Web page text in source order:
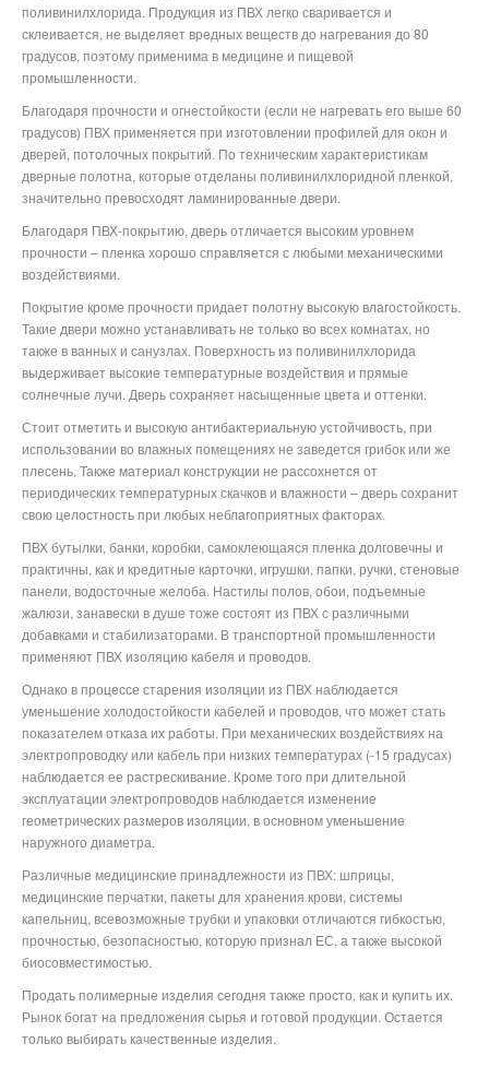
поливинилхлорида. Продукция из ПВХ легко сваривается и
склеивается, не выделяет вредных веществ до нагревания до 80
градусов, поэтому применима в медицине и пищевой
промышленности.
Благодаря прочности и огнестойкости (если не нагревать его выше 60
градусов) ПВХ применяется при изготовлении профилей для окон и
дверей, потолочных покрытий. По техническим характеристикам
дверные полотна, которые отделаны поливинилхлоридной пленкой,
значительно превосходят ламинированные двери.
Благодаря ПВХ-покрытию, дверь отличается высоким уровнем
прочности – пленка хорошо справляется с любыми механическими
воздействиями.
Покрытие кроме прочности придает полотну высокую влагостойкость.
Такие двери можно устанавливать не только во всех комнатах, но
также в ванных и санузлах. Поверхность из поливинилхлорида
выдерживает высокие температурные воздействия и прямые
солнечные лучи. Дверь сохраняет насыщенные цвета и оттенки.
Стоит отметить и высокую антибактериальную устойчивость, при
использовании во влажных помещениях не заведется грибок или же
плесень. Также материал конструкции не рассохнется от
периодических температурных скачков и влажности – дверь сохранит
свою целостность при любых неблагоприятных факторах.
ПВХ бутылки, банки, коробки, самоклеющаяся пленка долговечны и
практичны, как и кредитные карточки, игрушки, папки, ручки, стеновые
панели, водосточные желоба. Настилы полов, обои, подъемные
жалюзи, занавески в душе тоже состоят из ПВХ с различными
добавками и стабилизаторами. В транспортной промышленности
применяют ПВХ изоляцию кабеля и проводов.
Однако в процессе старения изоляции из ПВХ наблюдается
уменьшение холодостойкости кабелей и проводов, что может стать
показателем отказа их работы. При механических воздействиях на
электропроводку или кабель при низких температурах (-15 градусах)
наблюдается ее растрескивание. Кроме того при длительной
эксплуатации электропроводов наблюдается изменение
геометрических размеров изоляции, в основном уменьшение
наружного диаметра.
Различные медицинские принадлежности из ПВХ: шприцы,
медицинские перчатки, пакеты для хранения крови, системы
капельниц, всевозможные трубки и упаковки отличаются гибкостью,
прочностью, безопасностью, которую признал ЕС, а также высокой
биосовместимостью.
Продать полимерные изделия сегодня также просто, как и купить их.
Рынок богат на предложения сырья и готовой продукции. Остается
только выбирать качественные изделия.